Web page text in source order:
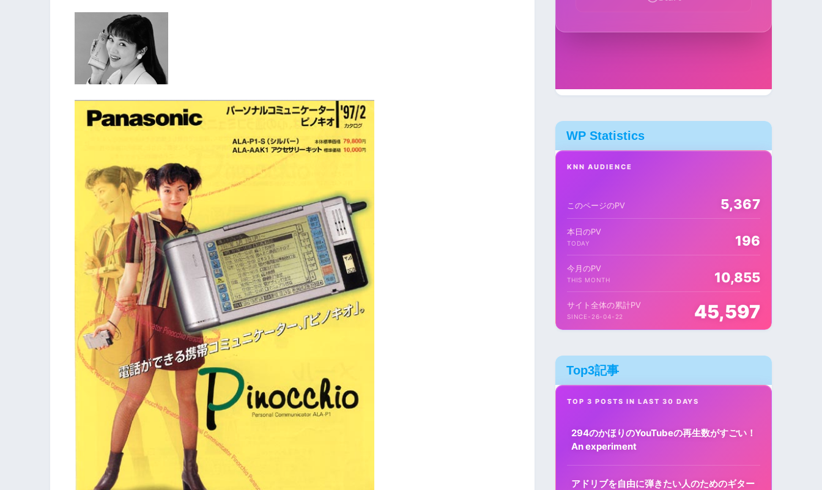
WP Statistics
KNN AUDIENCE
このページのPV 5,367
本日のPV
TODAY 196
今月のPV
THIS MONTH 10,855
サイト全体の累計PV
SINCE-26-04-22 45,597
Top3記事
TOP 3 POSTS IN LAST 30 DAYS
294のかほりのYouTubeの再生数がすごい！
An experiment
アドリブを自由に弾きたい人のためのギター